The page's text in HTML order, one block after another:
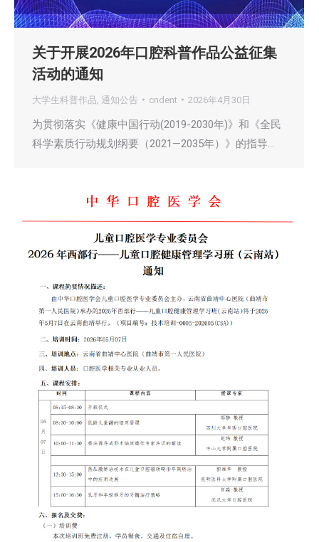
关于开展2026年口腔科普作品公益征集
活动的通知
大学生科普作品 通知公告 cndent 2026年4月30日
为贯彻落实《健康中国行动(2019-2030年)》和《全民
科学素质行动规划纲要（2021—2035年）》的指导…